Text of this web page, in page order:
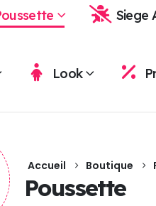
Siege
Look
Accueil Boutique
Poussette